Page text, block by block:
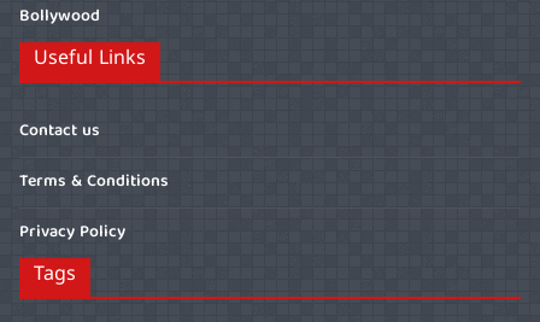
Bollywood
Useful Links
Contact us
Terms & Conditions
Privacy Policy
Tags